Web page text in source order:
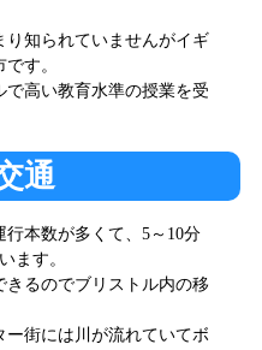
り知られていませんがイギ
す。
で高い教育水準の授業を受
通
本数が多くて、5～10分
ます。
るのでブリストル内の移
ー街には川が流れていてボ